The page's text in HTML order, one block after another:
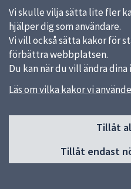
Vi skulle vilja sätta lite fler
hjälper dig som användare.
Vi vill också sätta kakor för
förbättra webbplatsen.
Du kan när du vill ändra
Läs om vilka kakor vi
Tillåt
Tillåt endast